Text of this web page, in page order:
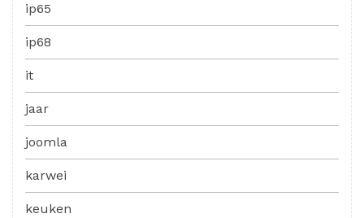
ip65
ip68
it
jaar
joomla
karwei
keuken